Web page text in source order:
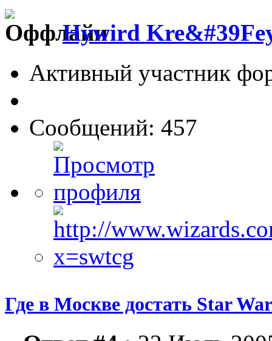
Hywird
Активный участник
Сообщений: 457
Где в Москве достать Star